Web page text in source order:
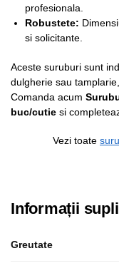
profesionala.
Robustete:
si solicitante.
Aceste suruburi sunt
dulgherie sau
Comanda acum
buc/cutie si
Vezi toate
Informații
Greutate